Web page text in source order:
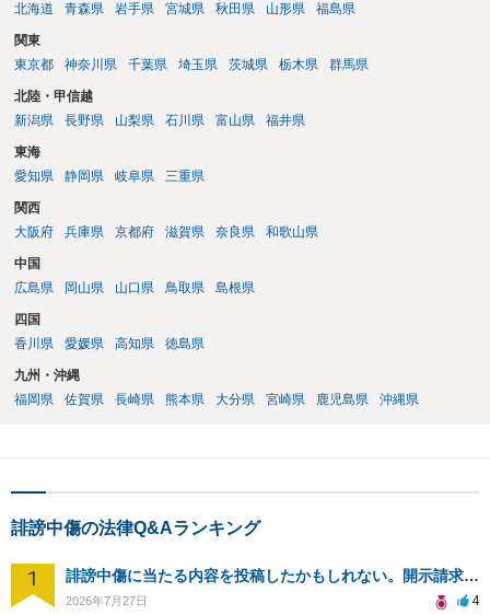
北海道
青森県 岩手県 宮城県 秋田県 山形県 福島県
関東
東京都
神奈川県 千葉県 埼玉県 茨城県 栃木県 群馬県
北陸・甲信越
新潟県
長野県 山梨県 石川県 富山県 福井県
東海
愛知県
静岡県 岐阜県 三重県
関西
大阪府
兵庫県 京都府 滋賀県 奈良県 和歌山県
中国
広島県
岡山県 山口県 鳥取県 島根県
四国
香川県
愛媛県 高知県 徳島県
九州・沖縄
福岡県
佐賀県 長崎県 熊本県 大分県 宮崎県 鹿児島県 沖縄県
誹謗中傷の法律Q&Aランキング
1 誹謗中傷に当たる内容を投稿したかもしれない。開示請求や民事刑事裁判に発展しうるのか教えて欲しい。
2026年7月27日 4